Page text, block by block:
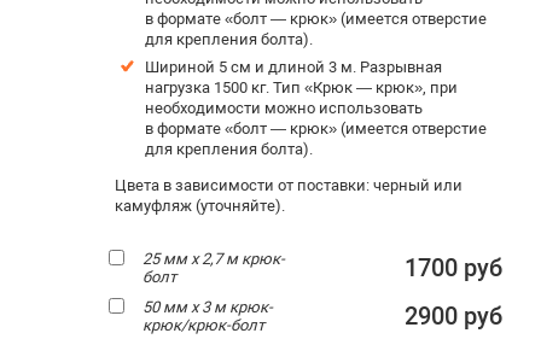
в формате «болт — крюк» (имеется отверстие
для крепления болта).
Шириной 5 см и длиной 3 м. Разрывная
нагрузка 1500 кг. Тип «Крюк — крюк», при
необходимости можно использовать
в формате «болт — крюк» (имеется отверстие
для крепления болта).
Цвета в зависимости от поставки: черный или
камуфляж (уточняйте).
25 мм х 2,7 м крюк-
болт
1700 руб
50 мм х 3 м крюк-
крюк/крюк-болт
2900 руб